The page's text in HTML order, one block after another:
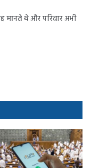
मानते थे और परिवार अभी